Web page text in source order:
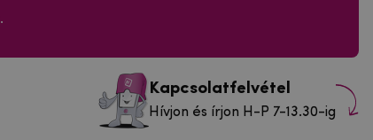
.
Kapcsolatfelvétel
Hívjon és írjon H-P 7-13.30-ig